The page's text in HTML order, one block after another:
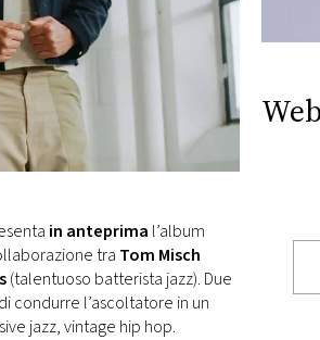
in anteprima l’album
tra Tom Misch
(talentuoso batterista jazz). Due
condurre l’ascoltatore in un
jazz, vintage hip hop.